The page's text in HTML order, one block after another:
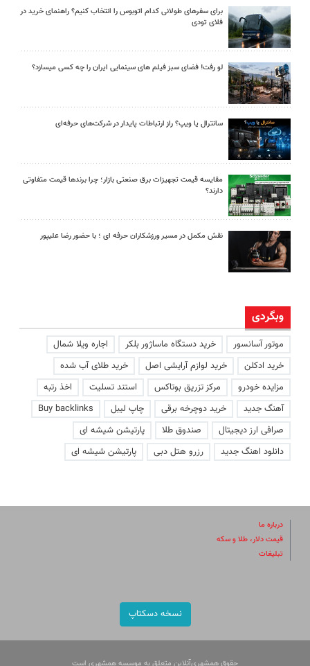
برای سفرهای طولانی کدام اتوبوس را انتخاب کنیم؟ راهنمای خرید در
فلای تودی
لو رفت! فضای سبز فیلم های سینمایی ایران را چه کسی میسازد؟
سانترال یا ویپ؟ راز ارتباطات پایدار در شرکت‌های حرفه‌ای
مقایسه قیمت تجهیزات برق صنعتی بازار؛ چرا برندها قیمت متفاوتی
دارند؟
نقش مکمل در مسیر ورزشکاران حرفه ای ؛ با حضور رضا علیپور
وبگردی
موتور آسانسور خرید دستگاه ماساژور بلکر
اجاره ویلا شمال
خرید ادکلن
خرید لوازم آرایشی اصل
خرید طلای آب شده
مزایده خودرو
مرکز تزریق بوتاکس استند تسلیت
اخذ رتبه
آهنگ جدید
خرید دوچرخه برقی چاپ لیبل
Buy backlinks
صرافی ارز دیجیتال
صندوق طلا
پارتیشن شیشه ای
دانلود اهنگ جدید
رزرو هتل دبی پارتیشن شیشه ای
درباره ما
قیمت دلار، طلا و سکه
تبلیغات
نسخه دسکتاپ
حقوق همشهری‌آنلاین متعلق به موسسه همشهری است